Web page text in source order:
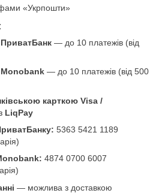
«Укрпошти»
— до 10 платежів (від
— до 10 платежів (від 500
карткою Visa /
LiqPay
5363 5421 1189
4874 0700 6007
— можлива з доставкою